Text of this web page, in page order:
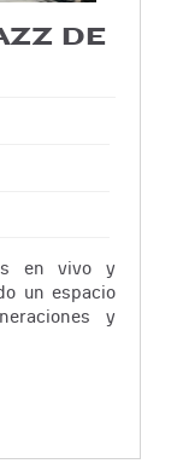
DE
en vivo y
un espacio
y